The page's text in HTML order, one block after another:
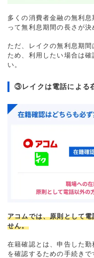
多くの消費者金融の無利
って無利息期間の長さが
ただ、レイクの無利息期
ため、利用したい場合は
い。
③レイクは電話による
アコムでは、原則として
せん。
在籍確認とは、申告した
を確認するための手続き